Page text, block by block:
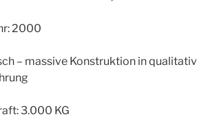
2000
– massive Konstruktion in
3.000 KG